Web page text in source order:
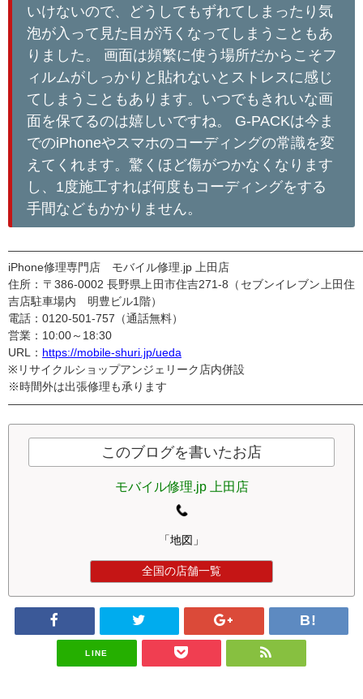
いけないので、どうしてもずれてしまったり気
泡が入って見た目が汚くなってしまうこともあ
りました。 画面は頻繁に使う場所だからこそフ
ィルムがしっかりと貼れないとストレスに感じ
てしまうこともあります。いつでもきれいな画
面を保てるのは嬉しいですね。 G-PACKは今ま
でのiPhoneやスマホのコーディングの常識を変
えてくれます。驚くほど傷がつかなくなります
し、1度施工すれば何度もコーディングをする
手間などもかかりません。
iPhone修理専門店 モバイル修理.jp 上田店
住所：〒386-0002 長野県上田市住吉271-8（セブンイレブン上田住
吉店駐車場内 明豊ビル1階）
電話：0120-501-757（通話無料）
営業：10:00～18:30
URL： https://mobile-shuri.jp/ueda
※リサイクルショップアンジェリーク店内併設
※時間外は出張修理も承ります
このブログを書いたお店
モバイル修理.jp 上田店
「地図」
全国の店舗一覧
LINE